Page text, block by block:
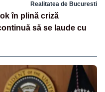
Realitatea de Bucuresti
în plină criză
să se laude cu